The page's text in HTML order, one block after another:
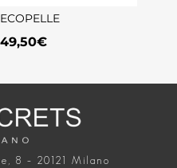
49,50€
8 – 20121 Milano